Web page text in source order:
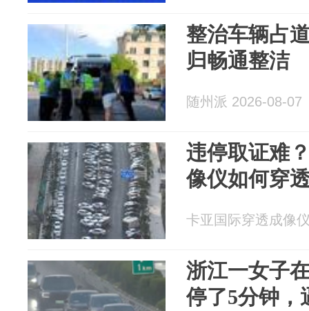
整治车辆占
归畅通整洁
随州派 2026-08-07
违停取证难
像仪如何穿
卡亚国际穿透成像
浙江一女子
停了5分钟，